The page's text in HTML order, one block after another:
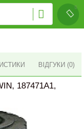
ВІДГУКИ (0)
187471A1,